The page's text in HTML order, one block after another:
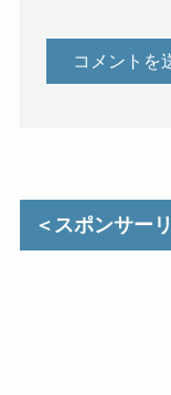
＜スポンサー